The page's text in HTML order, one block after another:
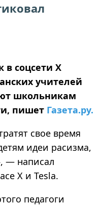
соцсети X
учителей
школьникам
пишет Газета.ру.
свое время
идеи расизма,
— написал
X и Tesla.
педагоги